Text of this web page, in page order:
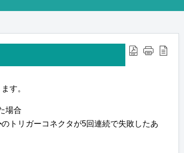
す。
場合
のトリガーコネクタが5回連続で失敗したあ